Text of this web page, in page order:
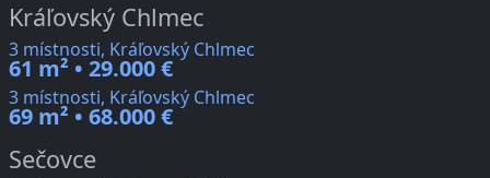
Kráľovský Chlmec
3 místnosti, Kráľovský Chlmec
61 m² • 29.000 €
3 místnosti, Kráľovský Chlmec
69 m² • 68.000 €
Sečovce